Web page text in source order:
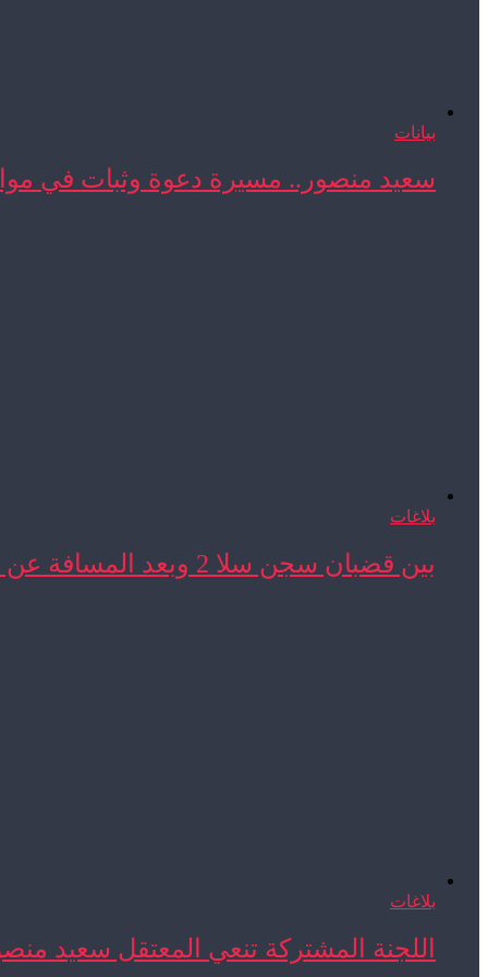
بيانات
سعيد منصور.. مسيرة دعوة وثبات في
بلاغات
بين قضبان سجن سلا 2 وبعد المسافة عن ...
بلاغات
اللجنة المشتركة تنعي المعتقل سعيد